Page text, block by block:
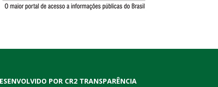
POR CR2 TRANSPARÊNCIA